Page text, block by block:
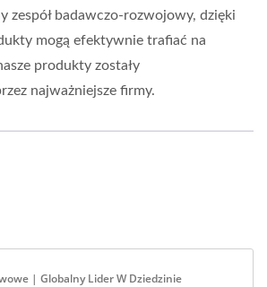
zespół badawczo-rozwojowy, dzięki
mogą efektywnie trafiać na
produkty zostały
najważniejsze firmy.
| Globalny Lider W Dziedzinie